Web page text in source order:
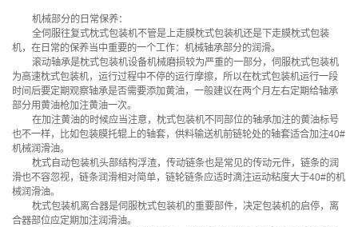
机械部分的日常保养：
全伺服往复式枕式包装机不管是上走膜枕式包装机还是下走膜枕式包装
机，在日常的保养当中重要的一个工作：机械轴承部分的润滑。
滚动轴承是枕式包装机设备机械磨损较为严重的一部分，伺服枕式包装机
为高速枕式包装机，运行过程中不停的运行摩擦，所以在枕式包装机运行一段
时间后要定期观察轴承是否需要添加黄油，一般建议在两个月左右定期给轴承
部分用黄油枪加注黄油一次。
在加注黄油的时候应当注意，枕式包装机不同部位的轴承加注的黄油标号
也不一样，比如包装膜托辊上的轴套，供料输送机前链轮处的轴套适合加注40#
机械润滑油。
枕式自动包装机头部结构浮渣，传动链条也是常见的传动元件，链条的润
滑也不容忽视，链条润滑相对简单，链轮链条应适时滴注运动粘度大于40#的机
械润滑油。
枕式包装机离合器是伺服枕式包装机的重要部件，决定包装机的启停，离
合器部位应定期加注润滑油。